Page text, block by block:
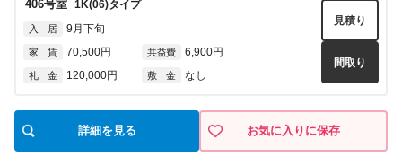
406号室 1K(06)タイプ
入 居 9月下旬
家 賃 70,500円 共益費 6,900円
礼 金 120,000円 敷 金 なし
見積り
間取り
詳細を見る お気に入りに保存